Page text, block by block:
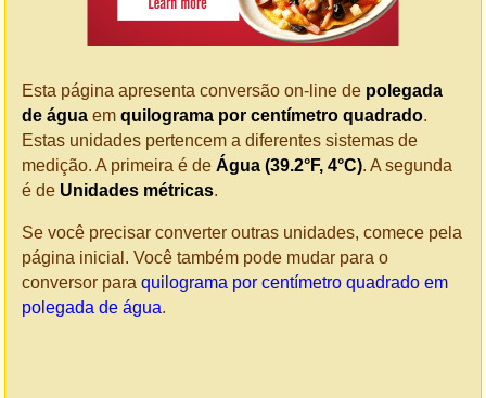
Esta página apresenta conversão on-line de polegada
de água em quilograma por centímetro quadrado.
Estas unidades pertencem a diferentes sistemas de
medição. A primeira é de Água (39.2°F, 4°C). A segunda
é de Unidades métricas.
Se você precisar converter outras unidades, comece pela
página inicial. Você também pode mudar para o
conversor para quilograma por centímetro quadrado em
polegada de água.